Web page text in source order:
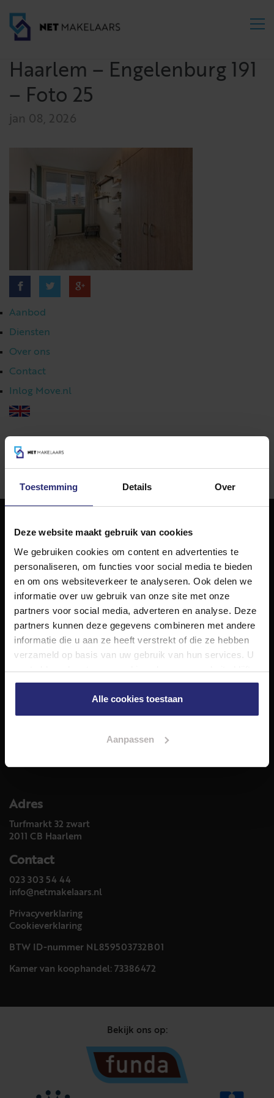
Toestemming Details Over
Deze website maakt gebruik van cookies
We gebruiken cookies om content en advertenties te
personaliseren, om functies voor social media te bieden
en om ons websiteverkeer te analyseren. Ook delen we
informatie over uw gebruik van onze site met onze
partners voor social media, adverteren en analyse. Deze
partners kunnen deze gegevens combineren met andere
informatie die u aan ze heeft verstrekt of die ze hebben
verzameld op basis van uw gebruik van hun services. U
gaat akkoord met onze cookies als u onze website blijft
gebruiken.
Alle cookies toestaan
Aanpassen
Haarlem – Engelenburg 191
– Foto 25
jan 08, 2026
Aanbod
Diensten
Over ons
Contact
Inlog Move.nl
023 303 54 44
NET Makelaars
NET Makelaars is een modern makelaarskantoor met
decennialange ervaring in het vak en diepgaande kennis
van de huizenmarkt in Haarlem en omstreken.
Volg ons op
Diensten
Aankoop
Meer informatie over
Adres
Turfmarkt 32 zwart
2011 CB Haarlem
Contact
023 303 54 44
info@netmakelaars.nl
Privacyverklaring
Cookieverklaring
BTW ID-nummer NL859503732B01
Kamer van koophandel: 73386472
Bekijk ons op: